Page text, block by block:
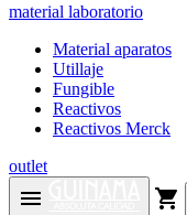
material laboratorio
Material aparatos
Utillaje
Fungible
Reactivos
Reactivos Merck
outlet
menu shopping_cart